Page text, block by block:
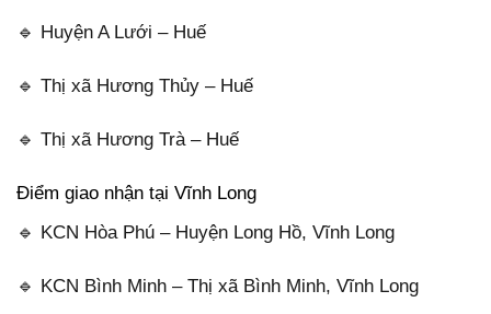
🔹 Huyện A Lưới – Huế
🔹 Thị xã Hương Thủy – Huế
🔹 Thị xã Hương Trà – Huế
Điểm giao nhận tại Vĩnh Long
🔹 KCN Hòa Phú – Huyện Long Hồ, Vĩnh Long
🔹 KCN Bình Minh – Thị xã Bình Minh, Vĩnh Long